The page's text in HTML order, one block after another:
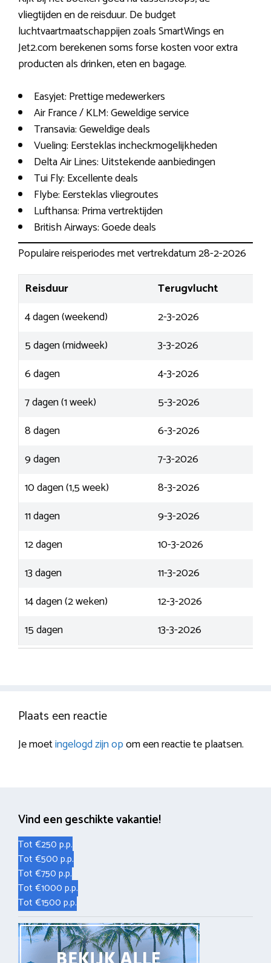
vliegtijden en de reisduur. De budget
luchtvaartmaatschappijen zoals SmartWings en
Jet2.com berekenen soms forse kosten voor extra
producten als drinken, eten en bagage.
Easyjet: Prettige medewerkers
Air France / KLM: Geweldige service
Transavia: Geweldige deals
Vueling: Eersteklas incheckmogelijkheden
Delta Air Lines: Uitstekende aanbiedingen
Tui Fly: Excellente deals
Flybe: Eersteklas vliegroutes
Lufthansa: Prima vertrektijden
British Airways: Goede deals
Populaire reisperiodes met vertrekdatum 28-2-2026
Reisduur
Terugvlucht
4 dagen (weekend)
2-3-2026
5 dagen (midweek)
3-3-2026
6 dagen
4-3-2026
7 dagen (1 week)
5-3-2026
8 dagen
6-3-2026
9 dagen
7-3-2026
10 dagen (1,5 week)
8-3-2026
11 dagen
9-3-2026
12 dagen
10-3-2026
13 dagen
11-3-2026
14 dagen (2 weken)
12-3-2026
15 dagen
13-3-2026
Plaats een reactie
Je moetingelogd zijn opom een reactie te plaatsen.
Vind een geschikte vakantie!
Tot €250 p.p.
Tot €500 p.p.
Tot €750 p.p.
Tot €1000 p.p.
Tot €1500 p.p.